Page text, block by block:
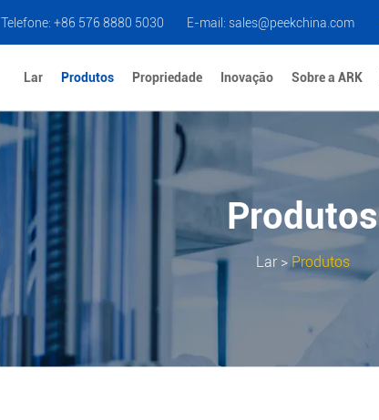
Telefone: +86 576 8880 5030 E-mail: sales@peekchina.com
Lar Produtos Propriedade Inovação Sobre a ARK
Produtos
Lar> Produtos